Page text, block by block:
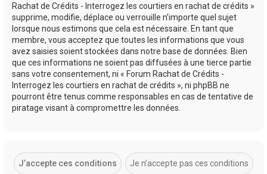
Rachat de Crédits - Interrogez les courtiers en rachat de crédits »
supprime, modifie, déplace ou verrouille n’importe quel sujet
lorsque nous estimons que cela est nécessaire. En tant que
membre, vous acceptez que toutes les informations que vous
avez saisies soient stockées dans notre base de données. Bien
que ces informations ne soient pas diffusées à une tierce partie
sans votre consentement, ni « Forum Rachat de Crédits -
Interrogez les courtiers en rachat de crédits », ni phpBB ne
pourront être tenus comme responsables en cas de tentative de
piratage visant à compromettre les données.